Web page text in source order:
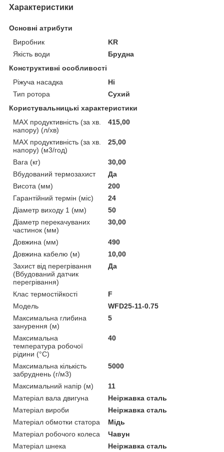
Характеристики
Основні атрибути
Виробник
KR
Якість води
Брудна
Конструктивні особливості
Ріжуча насадка
Ні
Тип ротора
Сухий
Користувальницькі характеристики
MAX продуктивність (за хв.
напору) (л/хв)
415,00
MAX продуктивність (за хв.
напору) (м3/год)
25,00
Вага (кг)
30,00
Вбудований термозахист
Да
Висота (мм)
200
Гарантійний термін (міс)
24
Діаметр виходу 1 (мм)
50
Діаметр перекачуваних
частинок (мм)
30,00
Довжина (мм)
490
Довжина кабелю (м)
10,00
Захист від перегрівання
(Вбудований датчик
перегрівання)
Да
Клас термостійкості
F
Мoдель
WFD25-11-0.75
Максимальна глибина
занурення (м)
5
Максимальна
температура робочої
рідини (°C)
40
Максимальна кількість
забруднень (г/м3)
5000
Максимальний напір (м)
11
Матеріал вала двигуна
Неіржавка сталь
Матеріал вироби
Неіржавка сталь
Матеріал обмотки статора
Мідь
Матеріал робочого колеса
Чавун
Матеріал шнека
Неіржавка сталь